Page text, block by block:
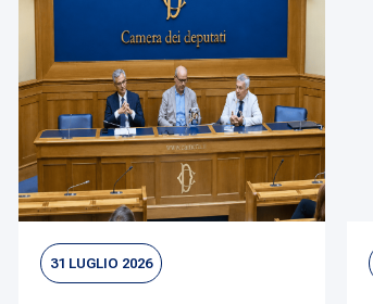
31 LUGLIO 2026